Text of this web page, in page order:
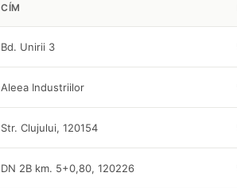
CÍM
Bd. Unirii 3
Aleea Industriilor
Str. Clujului, 120154
DN 2B km. 5+0,80, 120226